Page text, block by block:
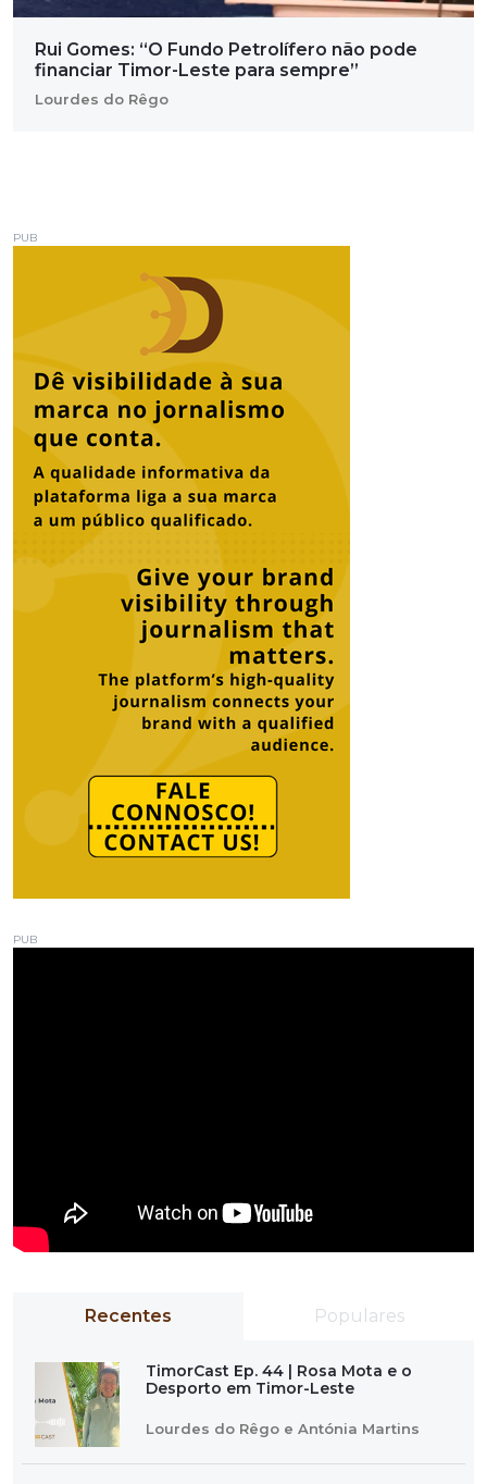
Rui Gomes: “O Fundo Petrolífero não pode
financiar Timor-Leste para sempre”
Lourdes do Rêgo
PUB
PUB
Recentes Populares
TimorCast Ep. 44 | Rosa Mota e o
Desporto em Timor-Leste
Lourdes do Rêgo e Antónia Martins